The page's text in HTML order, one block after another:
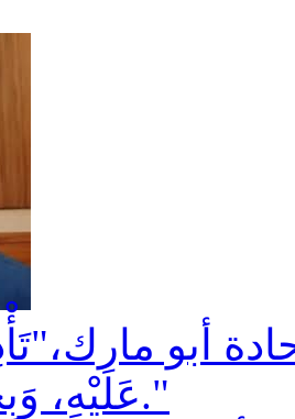
أبو
عَلَيْهِ، وَبِحُبُرِهِ شُفِينَا."